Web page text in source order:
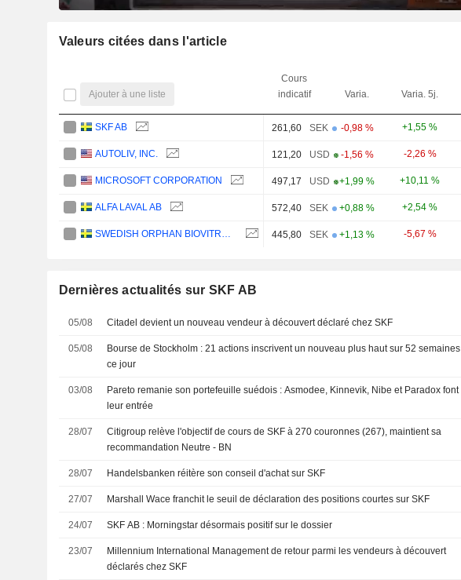
Valeurs citées dans l'article
Ajouter à une liste
Cours
indicatif
Varia. Varia. 5j.
SKF AB 261,60 SEK -0,98 % +1,55 %
AUTOLIV, INC. 121,20 USD -1,56 % -2,26 %
MICROSOFT CORPORATION 497,17 USD +1,99 % +10,11 %
ALFA LAVAL AB 572,40 SEK +0,88 % +2,54 %
SWEDISH ORPHAN BIOVITRUM AB 445,80 SEK +1,13 % -5,67 %
Dernières actualités sur SKF AB
05/08 Citadel devient un nouveau vendeur à découvert déclaré chez SKF
05/08
Bourse de Stockholm : 21 actions inscrivent un nouveau plus haut sur 52 semaines
ce jour
03/08
Pareto remanie son portefeuille suédois : Asmodee, Kinnevik, Nibe et Paradox font
leur entrée
28/07
Citigroup relève l'objectif de cours de SKF à 270 couronnes (267), maintient sa
recommandation Neutre - BN
28/07 Handelsbanken réitère son conseil d'achat sur SKF
27/07 Marshall Wace franchit le seuil de déclaration des positions courtes sur SKF
24/07 SKF AB : Morningstar désormais positif sur le dossier
23/07
Millennium International Management de retour parmi les vendeurs à découvert
déclarés chez SKF